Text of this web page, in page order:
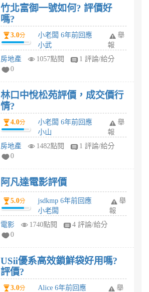
竹北富御一號如何? 評價好
嗎?
3.0分
小老闆 6年前回應
小武
舉
報
房地產
1057點閱
1 評論/給分
0
林口中悅松苑評價，成交價行
情?
4.0分
小老闆 6年前回應
小山
舉
報
房地產
1482點閱
1 評論/給分
0
阿凡達電影評價
5.0分
jsdkmp 6年前回應
小老闆
舉
報
電影
1740點閱
4 評論/給分
0
USii優系高效鎖鮮袋好用嗎?
評價?
3.0分
Alice 6年前回應
舉